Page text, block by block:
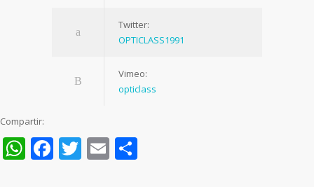
Twitter:
OPTICLASS1991
Vimeo:
opticlass
Compartir:
WhatsApp
Facebook
Twitter
Email